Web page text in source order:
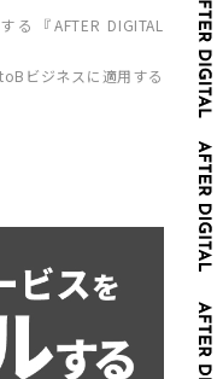
『AFTER DIGITAL
ビジネスに適用する